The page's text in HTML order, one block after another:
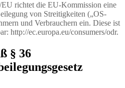
richtet die EU-Kommission eine
von Streitigkeiten („OS-
und Verbrauchern ein. Diese ist
http://ec.europa.eu/consumers/odr.
§ 36